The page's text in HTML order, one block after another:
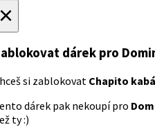
dárek pro
si zablokovat Chapito
dárek pak nekoupí pro
ty :)